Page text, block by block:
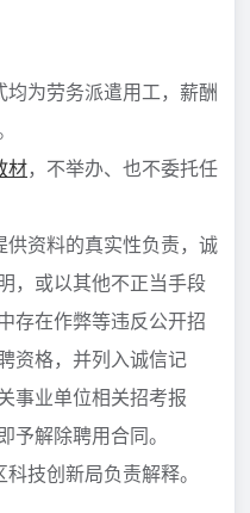
为劳务派遣用工，薪酬
材，不举办、也不委托任
资料的真实性负责，诚
，或以其他不正当手段
存在作弊等违反公开招
资格，并列入诚信记
事业单位相关招考报
予解除聘用合同。
技创新局负责解释。